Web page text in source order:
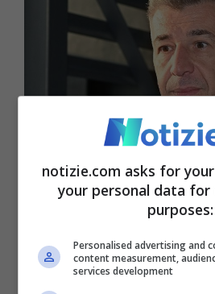
Lo zio di Giulia Cecchettin: “Arriva
vanno a te” (Ansa Foto) –
Solo musica, nessuna
pianoforte saranno poste
notizie.com asks for
your personal data
purposes:
Personalised advertising and
content measurement,
services development